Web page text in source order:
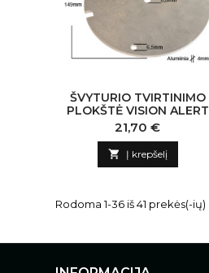
ŠVYTURIO TVIRTINIMO
PLOKŠTĖ VISION ALERT
Kaina
21,70 €
 Į krepšelį
Rodoma 1-36 iš 41 prekės(-ių)